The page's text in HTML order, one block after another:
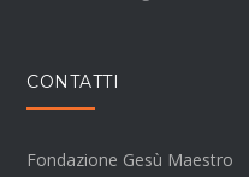
CONTATTI
Fondazione Gesù Maestro